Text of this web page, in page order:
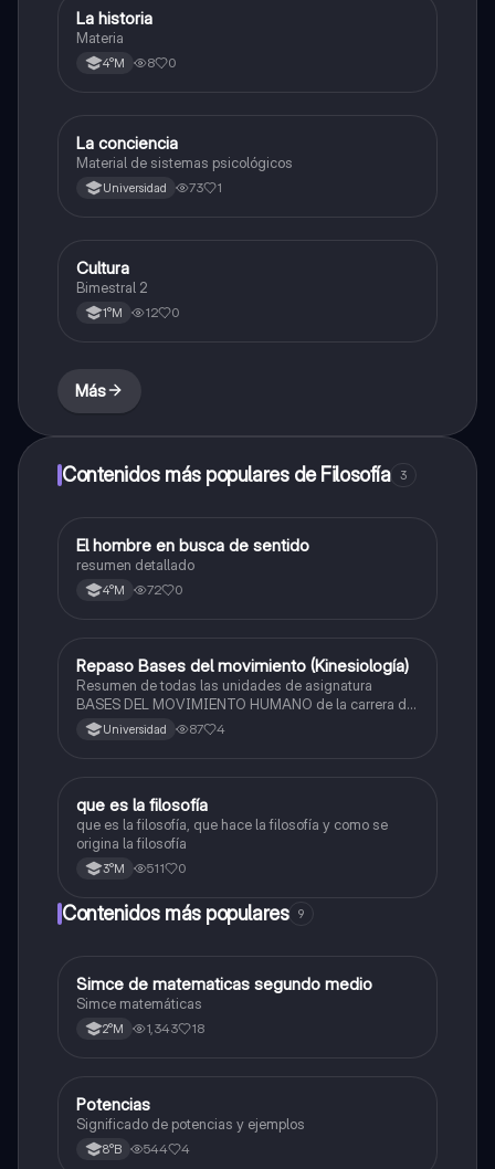
Filosofía
La historia
Materia
4°M 8 0
Ciencias Sociales
La conciencia
Material de sistemas psicológicos
Universidad 73 1
Ciencias Sociales
Cultura
Bimestral 2
1°M 12 0
Más
Contenidos más populares de Filosofía 3
Filosofía
El hombre en busca de sentido
resumen detallado
4°M 72 0
Física
Repaso Bases del movimiento (Kinesiología)
Resumen de todas las unidades de asignatura
BASES DEL MOVIMIENTO HUMANO de la carrera de
KINESIOLOGÍA (Apuntes en bases a libros)
Universidad 87 4
QFilosofía
que es la filosofía
que es la filosofía, que hace la filosofía y como se
origina la filosofía
3°M 511 0
Contenidos más populares 9
Matemáticas
Simce de matematicas segundo medio
Simce matemáticas
2°M 1,343 18
Matemáticas
Potencias
Significado de potencias y ejemplos
8°B 544 4